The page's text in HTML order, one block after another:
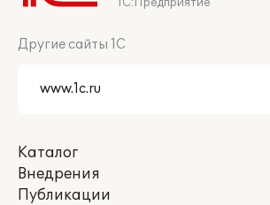
Другие сайты 1С
Каталог
Внедрения
Публикации